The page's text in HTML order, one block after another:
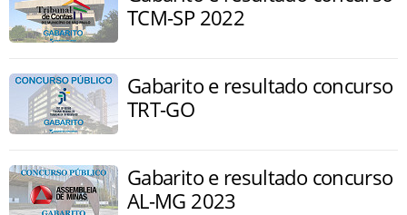
TCM-SP 2022
Gabarito e resultado concurso
TRT-GO
Gabarito e resultado concurso
AL-MG 2023